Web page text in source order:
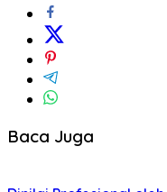
Baca Juga